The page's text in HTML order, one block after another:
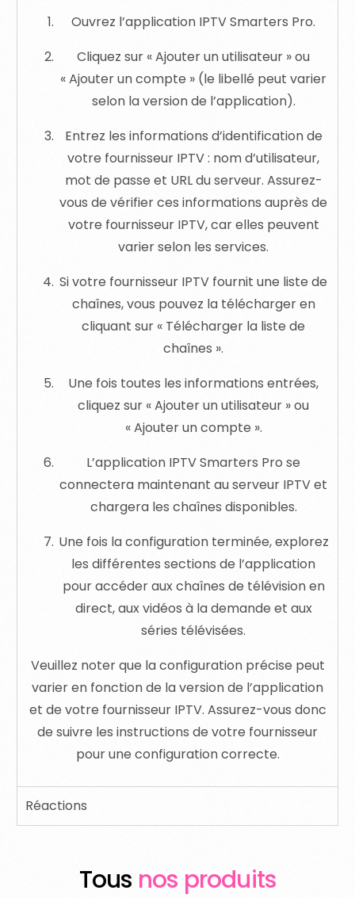
Ouvrez l’application IPTV Smarters Pro.
Cliquez sur « Ajouter un utilisateur » ou
« Ajouter un compte » (le libellé peut varier
selon la version de l’application).
Entrez les informations d’identification de
votre fournisseur IPTV : nom d’utilisateur,
mot de passe et URL du serveur. Assurez-
vous de vérifier ces informations auprès de
votre fournisseur IPTV, car elles peuvent
varier selon les services.
Si votre fournisseur IPTV fournit une liste de
chaînes, vous pouvez la télécharger en
cliquant sur « Télécharger la liste de
chaînes ».
Une fois toutes les informations entrées,
cliquez sur « Ajouter un utilisateur » ou
« Ajouter un compte ».
L’application IPTV Smarters Pro se
connectera maintenant au serveur IPTV et
chargera les chaînes disponibles.
Une fois la configuration terminée, explorez
les différentes sections de l’application
pour accéder aux chaînes de télévision en
direct, aux vidéos à la demande et aux
séries télévisées.
Veuillez noter que la configuration précise peut
varier en fonction de la version de l’application
et de votre fournisseur IPTV. Assurez-vous donc
de suivre les instructions de votre fournisseur
pour une configuration correcte.
Réactions
Tous nos produits